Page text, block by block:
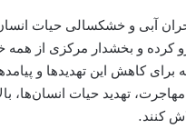
آبی و خشکسالی حیات
کرده و بخشدار مرکزی از همه
کاهش این تهدیدها و
تهدید حیات انسان‌ها،
کنند.